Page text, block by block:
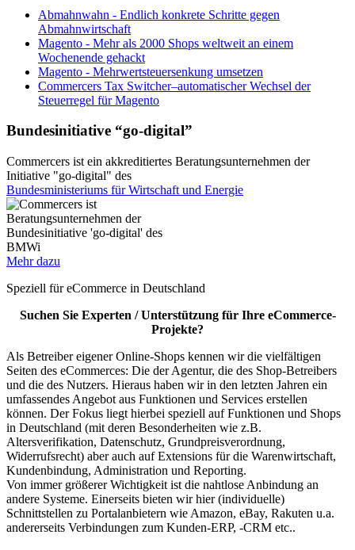
Abmahnwahn - Endlich konkrete Schritte gegen
Abmahnwirtschaft
Magento - Mehr als 2000 Shops weltweit an einem
Wochenende gehackt
Magento - Mehrwertsteuersenkung umsetzen
Commercers Tax Switcher–automatischer Wechsel der
Steuerregel für Magento
Bundesinitiative “go-digital”
Commercers ist ein akkreditiertes Beratungsunternehmen der
Initiative "go-digital" des
Bundesministeriums für Wirtschaft und Energie
Mehr dazu
Speziell für eCommerce in Deutschland
Suchen Sie Experten / Unterstützung für Ihre eCommerce-
Projekte?
Als Betreiber eigener Online-Shops kennen wir die vielfältigen
Seiten des eCommerces: Die der Agentur, die des Shop-Betreibers
und die des Nutzers. Hieraus haben wir in den letzten Jahren ein
umfassendes Angebot aus Funktionen und Services erstellen
können. Der Fokus liegt hierbei speziell auf Funktionen und Shops
in Deutschland (mit deren Besonderheiten wie z.B.
Altersverifikation, Datenschutz, Grundpreisverordnung,
Widerrufsrecht) aber auch auf Extensions für die Warenwirtschaft,
Kundenbindung, Administration und Reporting.
Von immer größerer Wichtigkeit ist die nahtlose Anbindung an
andere Systeme. Einerseits bieten wir hier (individuelle)
Schnittstellen zu Portalanbietern wie Amazon, eBay, Rakuten u.a.
andererseits Verbindungen zum Kunden-ERP, -CRM etc..